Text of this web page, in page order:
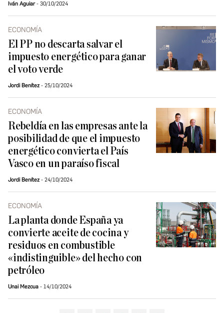
Iván Aguiar 30/10/2024
ECONOMÍA
El PP no descarta salvar el
impuesto energético para ganar
el voto verde
Jordi Benítez 25/10/2024
ECONOMÍA
Rebeldía en las empresas ante la
posibilidad de que el impuesto
energético convierta el País
Vasco en un paraíso fiscal
Jordi Benítez 24/10/2024
ECONOMÍA
La planta donde España ya
convierte aceite de cocina y
residuos en combustible
«indistinguible» del hecho con
petróleo
Unai Mezcua 14/10/2024